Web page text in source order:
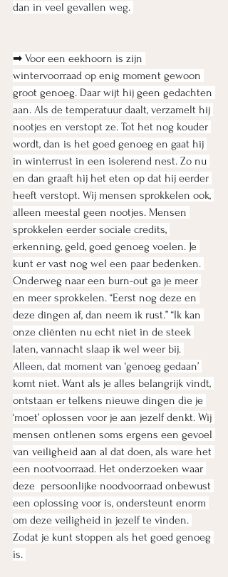
dan in veel gevallen weg.
➡ Voor een eekhoorn is zijn
wintervoorraad op enig moment gewoon
groot genoeg. Daar wijt hij geen gedachten
aan. Als de temperatuur daalt, verzamelt hij
nootjes en verstopt ze. Tot het nog kouder
wordt, dan is het goed genoeg en gaat hij
in winterrust in een isolerend nest. Zo nu
en dan graaft hij het eten op dat hij eerder
heeft verstopt. Wij mensen sprokkelen ook,
alleen meestal geen nootjes. Mensen
sprokkelen eerder sociale credits,
erkenning, geld, goed genoeg voelen. Je
kunt er vast nog wel een paar bedenken.
Onderweg naar een burn-out ga je meer
en meer sprokkelen. “Eerst nog deze en
deze dingen af, dan neem ik rust.” “Ik kan
onze cliënten nu echt niet in de steek
laten, vannacht slaap ik wel weer bij.
Alleen, dat moment van ‘genoeg gedaan’
komt niet. Want als je alles belangrijk vindt,
ontstaan er telkens nieuwe dingen die je
‘moet’ oplossen voor je aan jezelf denkt. Wij
mensen ontlenen soms ergens een gevoel
van veiligheid aan al dat doen, als ware het
een nootvoorraad. Het onderzoeken waar
deze  persoonlijke noodvoorraad onbewust
een oplossing voor is, ondersteunt enorm
om deze veiligheid in jezelf te vinden.
Zodat je kunt stoppen als het goed genoeg
is.